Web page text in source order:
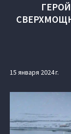
15 января 2024 г.